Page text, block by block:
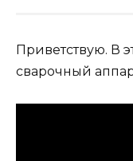
Приветствую. В
сварочный